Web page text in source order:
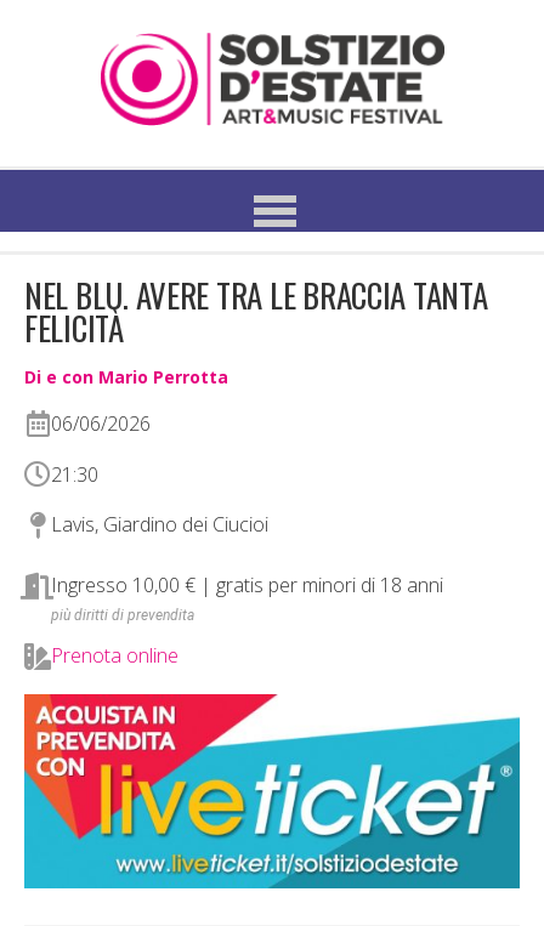
NEL BLU. AVERE TRA LE BRACCIA TANTA
FELICITÀ
Di e con Mario Perrotta
06/06/2026
21:30
Lavis, Giardino dei Ciucioi
Ingresso 10,00 € | gratis per minori di 18 anni
più diritti di prevendita
Prenota online